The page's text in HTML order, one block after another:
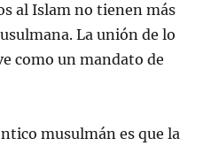
al Islam no tienen más
La unión de lo
como un mandato de
musulmán es que la